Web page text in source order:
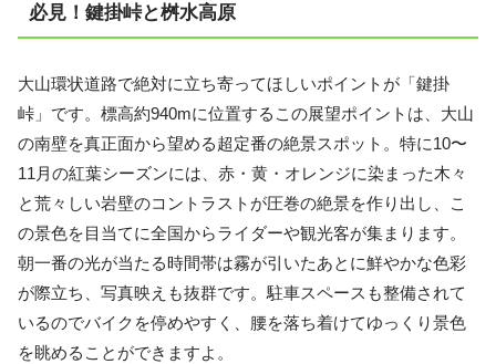
必見！鍵掛峠と桝水高原
大山環状道路で絶対に立ち寄ってほしいポイントが「鍵掛
峠」です。 標高約940mに位置するこの展望ポイントは、大山
の南壁を真正面から望める超定番の絶景スポット。特に10〜
11月の紅葉シーズンには、赤・黄・オレンジに染まった木々
と荒々しい岩壁のコントラストが圧巻の絶景を作り出し、こ
の景色を目当てに全国からライダーや観光客が集まります。
朝一番の光が当たる時間帯は霧が引いたあとに鮮やかな色彩
が際立ち、写真映えも抜群です。駐車スペースも整備されて
いるのでバイクを停めやすく、腰を落ち着けてゆっくり景色
を眺めることができますよ。